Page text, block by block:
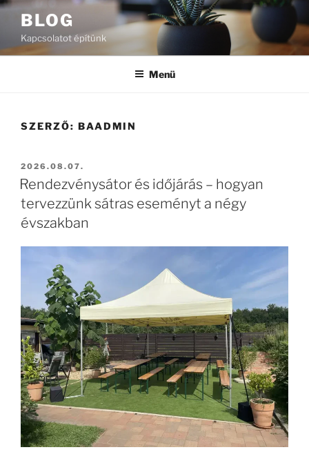
Tartalomhoz
BLOG
Kapcsolatot építünk
Menü
SZERZŐ: BAADMIN
BEKÜLDVE:
2026.08.07.
Rendezvénysátor és időjárás – hogyan
tervezzünk sátras eseményt a négy
évszakban